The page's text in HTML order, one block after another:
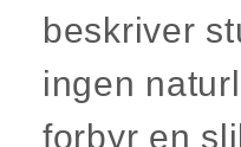
beskriver
ingen
forbyr en